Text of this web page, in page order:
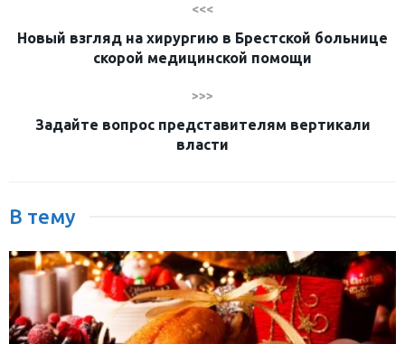
<<<
Новый взгляд на хирургию в Брестской больнице
скорой медицинской помощи
>>>
Задайте вопрос представителям вертикали
власти
В тему